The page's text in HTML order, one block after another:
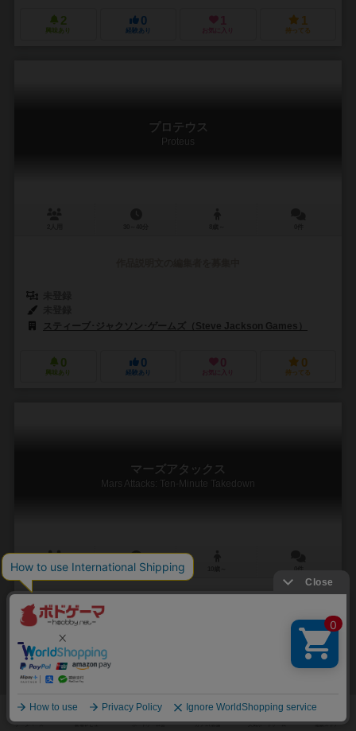
2
興味あり
0
経験あり
1
お気に入り
1
持ってる
プロテウス
Proteus
スティーブ･ジャクソン･ゲームズ（Steve Jackson Games）
0
興味あり
0
経験あり
0
お気に入り
0
持ってる
マーズアタックス
Mars Attacks: Ten-Minute Takedown
2～4人 10分前後 0件
サミュエル・ミッチェーク（Samuel Mitschke）
フィリップ・リ
スティーブ・トーマス（Steve Thomas）
スティーブ･ジャクソン･ゲームズ（Steve Jackson Games）
0
興味あり
1
経験あり
0
お気に入り
1
持ってる